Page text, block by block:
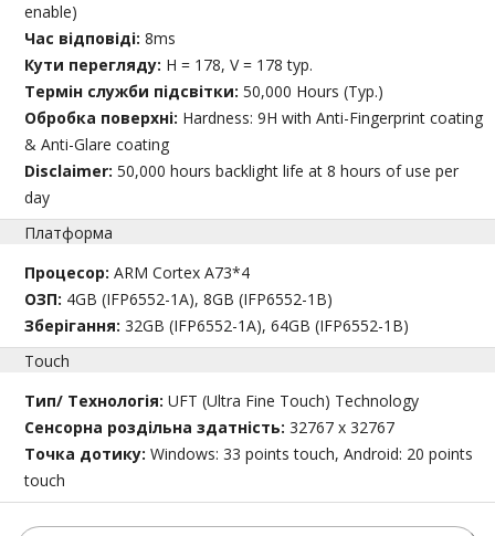
enable)
Час відповіді:8ms
Кути перегляду: H = 178, V = 178 typ.
Термін служби підсвітки:50,000 Hours (Typ.)
Обробка поверхні: Hardness: 9H with Anti-Fingerprint coating
& Anti-Glare coating
Disclaimer:50,000 hours backlight life at 8 hours of use per
day
Платформа
Процесор:ARM Cortex A73*4
ОЗП: 4GB (IFP6552-1A), 8GB (IFP6552-1B)
Зберігання:32GB (IFP6552-1A), 64GB (IFP6552-1B)
Touch
Тип/ Технологія:UFT (Ultra Fine Touch) Technology
Сенсорна роздільна здатність:32767 x 32767
Точка дотику:Windows: 33 points touch, Android: 20 points
touch